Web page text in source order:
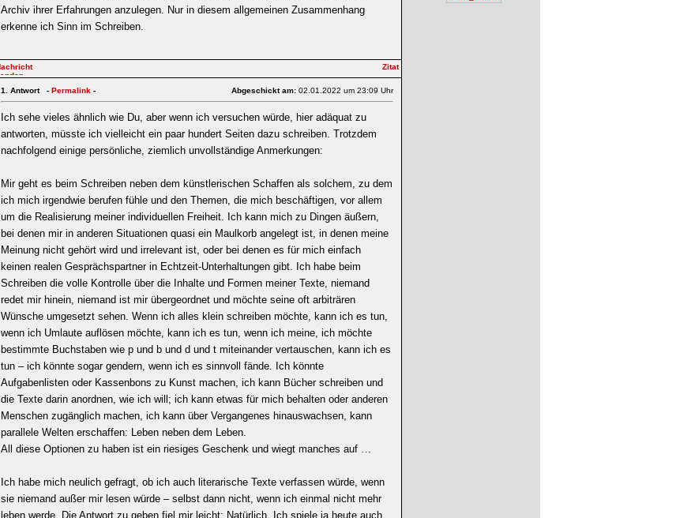
Archiv ihrer Erfahrungen anzulegen. Nur in diesem allgemeinen Zusammenhang
erkenne ich Sinn im Schreiben.
1. Antwort - Permalink - Abgeschickt am: 02.01.2022 um 23:09 Uhr
Ich sehe vieles ähnlich wie Du, aber wenn ich versuchen würde, hier adäquat zu
antworten, müsste ich vielleicht ein paar hundert Seiten dazu schreiben. Trotzdem
nachfolgend einige persönliche, ziemlich unvollständige Anmerkungen:
Mir geht es beim Schreiben neben dem künstlerischen Schaffen als solchem, zu dem
ich mich irgendwie berufen fühle und den Themen, die mich beschäftigen, vor allem
um die Realisierung meiner individuellen Freiheit. Ich kann mich zu Dingen äußern,
bei denen mir in anderen Situationen quasi ein Maulkorb angelegt ist, in denen meine
Meinung nicht gehört wird und irrelevant ist, oder bei denen es für mich einfach
keinen realen Gesprächspartner in Echtzeit-Unterhaltungen gibt. Ich habe beim
Schreiben die volle Kontrolle über die Inhalte und Formen meiner Texte, niemand
redet mir hinein, niemand ist mir übergeordnet und möchte seine oft arbiträren
Wünsche umgesetzt sehen. Wenn ich alles klein schreiben möchte, kann ich es tun,
wenn ich Umlaute auflösen möchte, kann ich es tun, wenn ich meine, ich möchte
bestimmte Buchstaben wie p und b und d und t miteinander vertauschen, kann ich es
tun – ich könnte sogar gendern, wenn ich es sinnvoll fände. Ich könnte
Aufgabenlisten oder Kassenbons zu Kunst machen, ich kann Bücher schreiben und
die Texte darin anordnen, wie ich will; ich kann etwas für mich behalten oder anderen
Menschen zugänglich machen, ich kann über Vergangenes hinauswachsen, kann
parallele Welten erschaffen: Leben neben dem Leben.
All diese Optionen zu haben ist ein riesiges Geschenk und wiegt manches auf …
Ich habe mich neulich gefragt, ob ich auch literarische Texte verfassen würde, wenn
sie niemand außer mir lesen würde – selbst dann nicht, wenn ich einmal nicht mehr
leben werde. Die Antwort zu geben fiel mir leicht: Natürlich. Ich spiele ja heute auch